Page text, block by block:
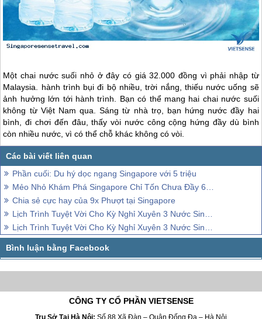
Một chai nước suối nhỏ ở đây có giá 32.000 đồng vì phải nhập từ
Malaysia. hành trình bụi đi bộ nhiều, trời nắng, thiếu nước uống sẽ
ảnh hưởng lớn tới hành trình. Bạn có thể mang hai chai nước suối
không từ Việt Nam qua. Sáng từ nhà trọ, bạn hứng nước đầy hai
bình, đi chơi đến đâu, thấy vòi nước công cộng hứng đầy dù bình
còn nhiều nước, vì có thể chỗ khác không có vòi.
Phần cuối: Du hý dọc ngang Singapore với 5 triệu
Mẻo Nhỏ Khám Phá Singapore Chỉ Tốn Chưa Đầy 6 Triệu Đồng
Chia sẻ cực hay của 9x Phượt tại Singapore
Lịch Trình Tuyệt Vời Cho Kỳ Nghỉ Xuyên 3 Nước Singapore – Indonesia – Malaysia P.2
Lịch Trình Tuyệt Vời Cho Kỳ Nghỉ Xuyên 3 Nước Singapore – Indonesia – Malaysia
CÔNG TY CỔ PHẦN VIETSENSE
Trụ Sở Tại Hà Nội: Số 88 Xã Đàn – Quận Đống Đa – Hà Nội